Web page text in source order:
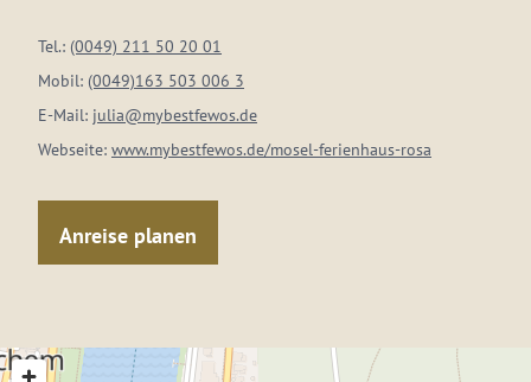
Tel.: (0049) 211 50 20 01
Mobil: (0049)163 503 006 3
E-Mail: julia@mybestfewos.de
Webseite: www.mybestfewos.de/mosel-ferienhaus-rosa
Anreise planen